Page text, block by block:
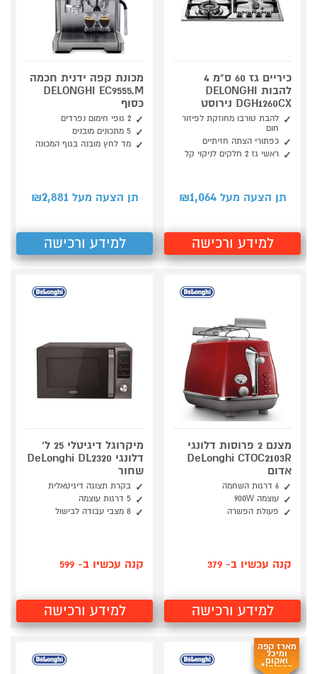
כיריים גז 60 ס"מ 4
להבות DELONGHI
DGH1260CX נירוסט
להבת טורבו מחוזקת לפיזור
חום
כפתורי הצתה חזיתיים
ראשי גז 2 חלקים לניקוי קל
תן הצעה מעל ₪ 1,064
למידע ורכישה
מכונת קפה ידנית חכמה
DELONGHI EC9555.M
כסוף
2 גופי חימום נפרדים
5 מתכונים מובנים
מד לחץ מובנה בגוף המכונה
תן הצעה מעל ₪ 2,881
למידע ורכישה
מצנם 2 פרוסות דלונגי
DeLonghi CTOC2103R
אדום
6 דרגות השחמה
עוצמה 900W
פעולת הפשרה
קנה עכשיו ב- 379
למידע ורכישה
מיקרוגל דיגיטלי 25 ל'
דלונגי DeLonghi DL2320
שחור
בקרת תצוגה דיגיטאלית
5 דרגות עוצמה
8 מצבי עבודה לבישול
קנה עכשיו ב- 599
למידע ורכישה
מארז קפה
ומיכל
ואקום
במתנה!*